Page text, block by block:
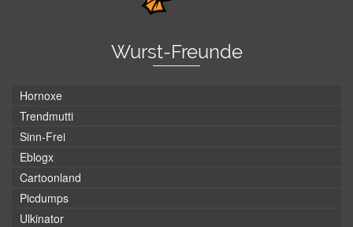
Wurst-Freunde
Hornoxe
Trendmutti
Sinn-Frei
Eblogx
Cartoonland
Picdumps
Ulkinator